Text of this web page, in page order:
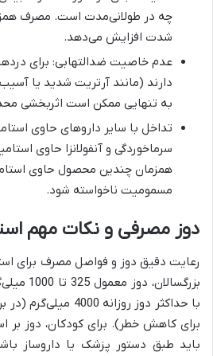
چه در طولانی‌مدت است. مصرف
شدت افزایش می‌دهد.
عدم خاصیت ضدالتهابی: برای
دارند (مانند آرتریت شدید یا
به تنهایی ممکن است اثربخشی
تداخل با سایر داروهای حاوی
سرماخوردگی و آنفولانزا حاوی
همزمان چندین محصول حاوی
مسمومیت ناخواسته شود.
دوز مصرفی و نکات مهم
رعایت دقیق دوز و فواصل مصرف برای
برای کاهش خطر). برای کودکان، دوز
باید طبق دستور پزشک یا داروساز